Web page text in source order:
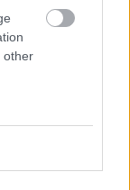
other
25-én érkezik.